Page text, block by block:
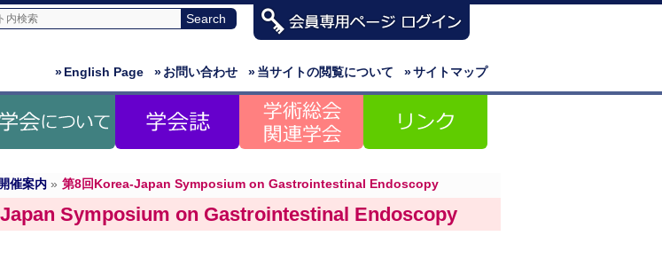
»サイトマップ
»当サイトの閲覧について
»お問い合わせ
»English Page
催案内 » 第8回Korea-Japan Symposium on Gastrointestinal Endoscopy
Symposium on Gastrointestinal Endoscopy